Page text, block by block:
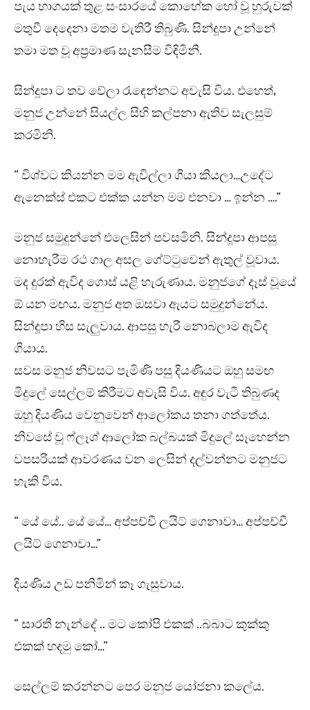
පැය භාගයක් තුළ සංසාරයේ කොහේක හෝ වූ හුරුවක්
මතුවී දෙදෙනා මතම වැතිරී තිබුණි. සින්දූපා උන්නේ
තමා මත වූ අප්‍රමාණ සැනසීම විඳිමිනි.
සින්දූපා ට තව වේලා රැඳෙන්නට අවැසි විය. එහෙත්,
මනුජ උන්නේ සියල්ල සිහි කල්පනා ඇතිව සැලසුම්
කරමිනි.
” විශ්වට කියන්න මම ඇවිල්ලා ගියා කියලා…උදේට
ඇනෙක්ස් එකට එක්ක යන්න මම එනවා … ඉන්න ….”
මනුජ සමුදුන්නේ එලෙසින් පවසමිනි. සින්දූපා ආපසු
නොහැරීම රථ ගාල අසල ගේට්ටුවෙන් ඇතුල් වූවාය.
මද දුරක් ඇවිද ගොස් යළි හැරුණාය. මනුජගේ දෑස් වූයේ
ඕ යන මඟය. මනුජ අත ඔසවා ඇයට සමුදුන්නේය.
සින්දූපා හිස සැලුවාය. ආපසු හැරී නොබලාම ඇවිද
ගියාය.
සවස මනුජ නිවසට පැමිණි පසු දියණියට ඔහු සමඟ
මිදුලේ සෙල්ලම් කිරීමට අවැසි විය. අඳුර වැටී තිබුණද
ඔහු දියණිය වෙනුවෙන් ආලෝකය තනා ගත්තේය.
නිවසේ වූ ෆ්ලෑශ් ආලෝක බල්බයක් මිදුලේ සෑහෙන්න
වපසරියක් ආවරණය වන ලෙසින් දල්වන්නට මනුජට
හැකි විය.
” යේ යේ.. යේ යේ… අප්පච්චී ලයිට් ගෙනාවා… අප්පච්චී
ලයිට් ගෙනාවා…”
දියණිය උඩ පනිමින් කෑ ගැසුවාය.
” සාරතී නැන්දේ .. මට කෝපි එකක් ..බබාට කුක්කු
එකක් හදමු කෝ…”
සෙල්ලම් කරන්නට පෙර මනුජ යෝජනා කලේය.